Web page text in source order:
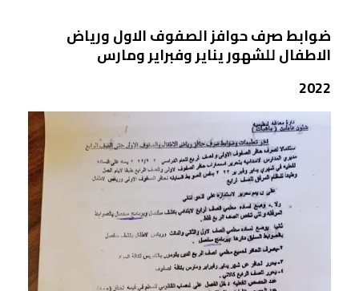
ضوابط صرف حوافز الصفوف الاول ورياض
الاطفال للشهور يناير وفبراير ومارس
2022